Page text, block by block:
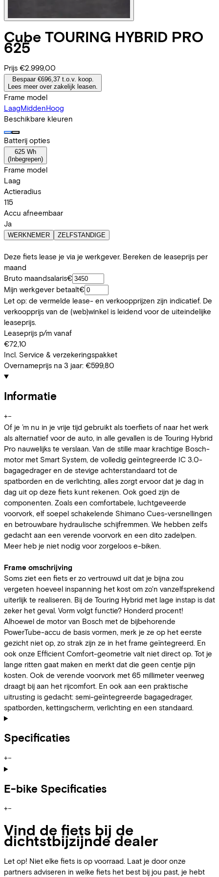
Cube TOURING HYBRID PRO
625
Prijs €2.999,00
Bespaar €696,37 t.o.v. koop.
Lees meer over zakelijk leasen.
Frame model
LaagMiddenHoog
Beschikbare kleuren
Batterij opties
625 Wh
( Inbegrepen)
Frame model
Laag
Actieradius
115
Accu afneembaar
Ja
WERKNEMER ZELFSTANDIGE
Deze fiets lease je via je werkgever. Bereken de leaseprijs per
maand
Bruto maandsalaris€
Mijn werkgever betaalt€
Let op: de vermelde lease- en verkoopprijzen zijn indicatief. De
verkoopprijs van de (web)winkel is leidend voor de uiteindelijke
leaseprijs.
Leaseprijs p/m vanaf
€72,10
Incl. Service & verzekeringspakket
Overnameprijs na 3 jaar: €599,80
Informatie
+−
Of je ’m nu in je vrije tijd gebruikt als toerfiets of naar het werk
als alternatief voor de auto, in alle gevallen is de Touring Hybrid
Pro nauwelijks te verslaan. Van de stille maar krachtige Bosch-
motor met Smart System, de volledig geïntegreerde IC 3.0-
bagagedrager en de stevige achterstandaard tot de
spatborden en de verlichting, alles zorgt ervoor dat je dag in
dag uit op deze fiets kunt rekenen. Ook goed zijn de
componenten. Zoals een comfortabele, luchtgeveerde
voorvork, elf soepel schakelende Shimano Cues-versnellingen
en betrouwbare hydraulische schijfremmen. We hebben zelfs
gedacht aan een verende voorvork en een dito zadelpen.
Meer heb je niet nodig voor zorgeloos e-biken.
Frame omschrijving
Soms ziet een fiets er zo vertrouwd uit dat je bijna zou
vergeten hoeveel inspanning het kost om zo'n vanzelfsprekend
uiterlijk te realiseren. Bij de Touring Hybrid met lage instap is dat
zeker het geval. Vorm volgt functie? Honderd procent!
Alhoewel de motor van Bosch met de bijbehorende
PowerTube-accu de basis vormen, merk je ze op het eerste
gezicht niet op, zo strak zijn ze in het frame geïntegreerd. En
ook onze Efficient Comfort-geometrie valt niet direct op. Tot je
lange ritten gaat maken en merkt dat die geen centje pijn
kosten. Ook de verende voorvork met 65 millimeter veerweg
draagt bij aan het rijcomfort. En ook aan een praktische
uitrusting is gedacht: semi-geïntegreerde bagagedrager,
spatborden, kettingscherm, verlichting en een standaard.
Specificaties
+−
E-bike Specificaties
+−
Vind de fiets bij de
dichtstbijzijnde dealer
Let op! Niet elke fiets is op voorraad. Laat je door onze
partners adviseren in welke fiets het best bij jou past, je hebt